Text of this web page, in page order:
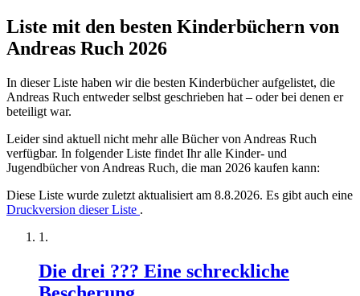
Liste mit den besten Kinderbüchern von
Andreas Ruch 2026
In dieser Liste haben wir die besten Kinderbücher aufgelistet, die
Andreas Ruch entweder selbst geschrieben hat – oder bei denen er
beteiligt war.
Leider sind aktuell nicht mehr alle Bücher von Andreas Ruch
verfügbar. In folgender Liste findet Ihr alle Kinder- und
Jugendbücher von Andreas Ruch, die man 2026 kaufen kann:
Diese Liste wurde zuletzt aktualisiert am 8.8.2026. Es gibt auch eine
Druckversion dieser Liste .
Die drei ??? Eine schreckliche